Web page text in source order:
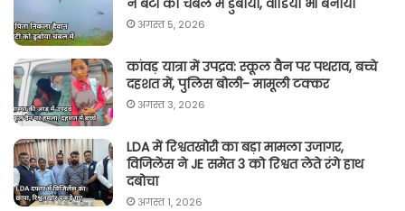
ने बेटी को चंबल में डुबोया, वीडियो भी बनाया
अगस्त 5, 2026
कांवड़ यात्रा में उपद्रव: स्कूल वैन पर पथराव, बच्चे
दहशत में, पुलिस बोली- मामूली टक्कर
अगस्त 3, 2026
LDA में रिश्वतखोरी का बड़ा मामला उजागर,
विजिलेंस ने JE समेत 3 को रिश्वत लेते रंगे हाथ
दबोचा
अगस्त 1, 2026